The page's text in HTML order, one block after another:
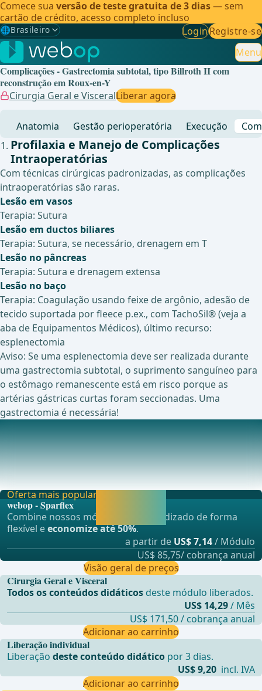
Comece sua versão de teste gratuita de 3 dias— sem
cartão de crédito, acesso completo incluso
🌐Brasileiro
Gewählte Sprache: Brasileiro
🇩🇪 Alemão
🇬🇧Inglês
🇪🇸Espanhol
🇧🇷Brasileiro ✓
LoginRegistre-se
Menu
Complicações - Gastrectomia subtotal, tipo Billroth II com
reconstrução em Roux-en-Y
Cirurgia Geral e VisceralLiberar agora
Anatomia Gestão perioperatória Execução
Profilaxia e Manejo de Complicações
Intraoperatórias
Com técnicas cirúrgicas padronizadas, as complicações
intraoperatórias são raras.
Lesão em vasos
Terapia: Sutura
Lesão em ductos biliares
Terapia: Sutura, se necessário, drenagem em T
Lesão no pâncreas
Terapia: Sutura e drenagem extensa
Lesão no baço
Terapia: Coagulação usando feixe de argônio, adesão de
tecido suportada por fleece p.ex., com TachoSil® (veja a
aba de Equipamentos Médicos), último recurso:
esplenectomia
Aviso: Se uma esplenectomia deve ser realizada durante
uma gastrectomia subtotal, o suprimento sanguíneo para
o estômago remanescente está em risco porque as
artérias gástricas curtas foram seccionadas. Uma
gastrectomia é necessária!
Profilaxia e Manejo de Complicações Pós-Operatórias
Insufici&#xEA;ncia Precoce da
Gastroenterostomiageralmente no 3&#xBA; ao 4&#xBA;
dia p&#xF3;s-opera
Liberação individual
Liberaçãodeste conteúdo didático por 3 dias.
US$ 9,20 incl. IVA
Adicionar ao carrinho
Oferta mais popular
webop - Sparflex
Combine nossos módulos de aprendizado de forma
flexível eeconomize até 50%.
a partir de US$ 7,14/ Módulo
US$ 85,75/ cobrança anual
Visão geral de preços
Cirurgia Geral e Visceral
Todos os conteúdos didáticos deste módulo liberados.
US$ 14,29/ Mês
US$ 171,50 / cobrança anual
Adicionar ao carrinho